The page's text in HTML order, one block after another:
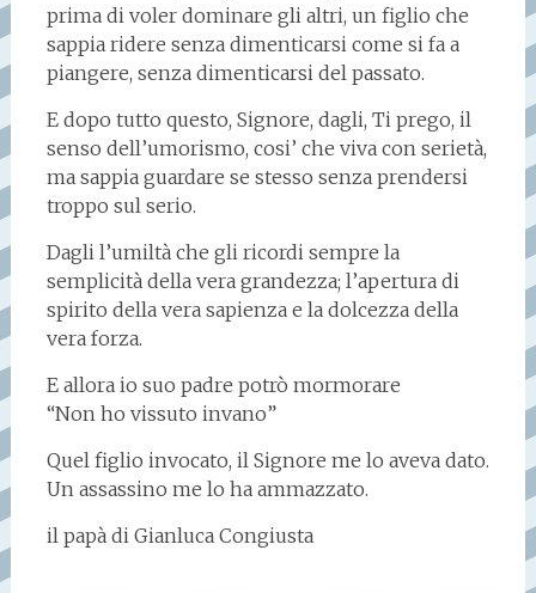
prima di voler dominare gli altri, un figlio che
sappia ridere senza dimenticarsi come si fa a
piangere, senza dimenticarsi del passato.
E dopo tutto questo, Signore, dagli, Ti prego, il
senso dell’umorismo, cosi’ che viva con serietà,
ma sappia guardare se stesso senza prendersi
troppo sul serio.
Dagli l’umiltà che gli ricordi sempre la
semplicità della vera grandezza; l’apertura di
spirito della vera sapienza e la dolcezza della
vera forza.
E allora io suo padre potrò mormorare
“Non ho vissuto invano”
Quel figlio invocato, il Signore me lo aveva dato.
Un assassino me lo ha ammazzato.
il papà di Gianluca Congiusta